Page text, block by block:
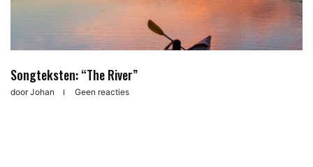
Songteksten: “The River”
doorJohan Geen reacties